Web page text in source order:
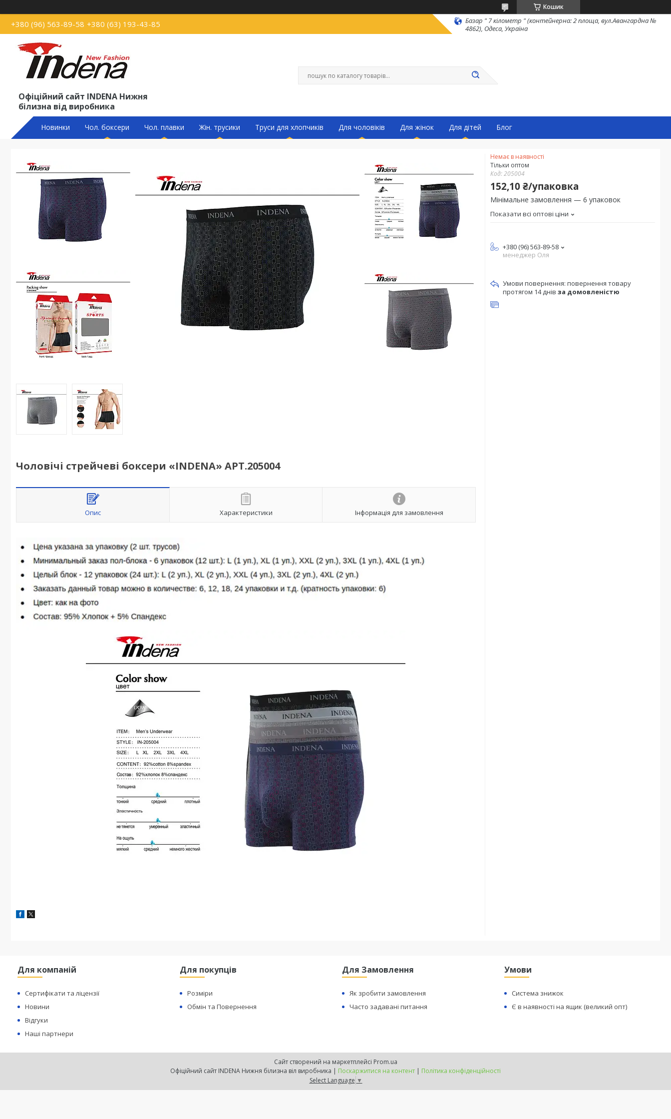
Кошик
+380 (96) 563-89-58 +380 (63) 193-43-85
Базар " 7 кілометр " (контейнерна: 2 площа, вул.Авангардна №
4862), Одеса, Україна
Офіційний сайт INDENA Нижня
білизна від виробника
Новинки Чол. боксери Чол. плавки Жін. трусики Труси для хлопчиків Для чоловіків Для жінок Для дітей Блог
Чоловічі стрейчеві боксери «INDENA» АРТ.205004
Опис Характеристики Інформація для замовлення
Немає в наявності
Тільки оптом
Код:205004
152,10 ₴/упаковка
Мінімальне замовлення — 6 упаковок
Показати всі оптові ціни
+380 (96) 563-89-58
менеджер Оля
повернення товару
протягом 14 днів за домовленістю
Для компаній
Сертифікати та ліцензії
Новини
Відгуки
Наші партнери
Для покупців
Розміри
Обмін та Повернення
Для Замовлення
Як зробити замовлення
Часто задавані питання
Умови
Система знижок
Є в наявності на ящик (великий опт)
Сайт створений на маркетплейсі Prom.ua
Офіційний сайт INDENA Нижня білизна віл виробника | Поскаржитися на контент | Політика конфіденційності
Select Language ▼